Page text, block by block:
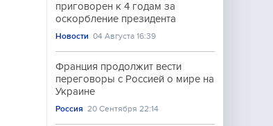
приговорен к 4 годам за
оскорбление президента
Новости 04 Августа 16:39
Франция продолжит вести
переговоры с Россией о мире на
Украине
Россия 20 Сентября 22:14